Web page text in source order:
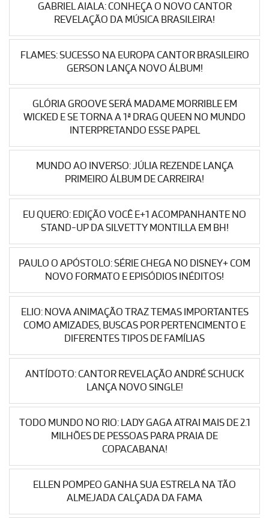
GABRIEL AIALA: CONHEÇA O NOVO CANTOR
REVELAÇÃO DA MÚSICA BRASILEIRA!
FLAMES: SUCESSO NA EUROPA CANTOR BRASILEIRO
GERSON LANÇA NOVO ÁLBUM!
GLÓRIA GROOVE SERÁ MADAME MORRIBLE EM
WICKED E SE TORNA A 1ª DRAG QUEEN NO MUNDO
INTERPRETANDO ESSE PAPEL
MUNDO AO INVERSO: JÚLIA REZENDE LANÇA
PRIMEIRO ÁLBUM DE CARREIRA!
EU QUERO: EDIÇÃO VOCÊ E+1 ACOMPANHANTE NO
STAND-UP DA SILVETTY MONTILLA EM BH!
PAULO O APÓSTOLO: SÉRIE CHEGA NO DISNEY+ COM
NOVO FORMATO E EPISÓDIOS INÉDITOS!
ELIO: NOVA ANIMAÇÃO TRAZ TEMAS IMPORTANTES
COMO AMIZADES, BUSCAS POR PERTENCIMENTO E
DIFERENTES TIPOS DE FAMÍLIAS
ANTÍDOTO: CANTOR REVELAÇÃO ANDRÉ SCHUCK
LANÇA NOVO SINGLE!
TODO MUNDO NO RIO: LADY GAGA ATRAI MAIS DE 2.1
MILHÕES DE PESSOAS PARA PRAIA DE
COPACABANA!
ELLEN POMPEO GANHA SUA ESTRELA NA TÃO
ALMEJADA CALÇADA DA FAMA